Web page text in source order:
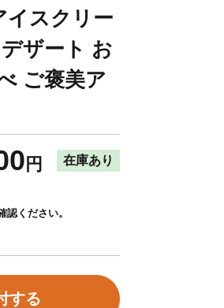
イスクリー
ザート お
ご褒美ア
円 在庫あり
認ください。
する